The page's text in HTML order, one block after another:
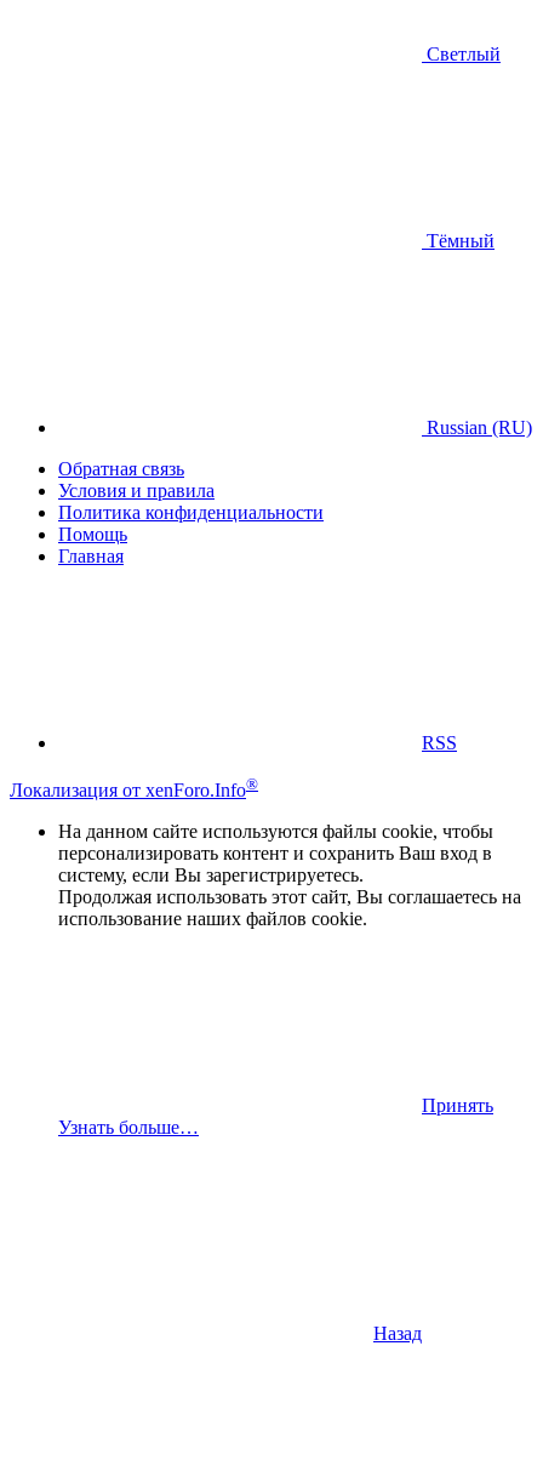
Светлый
Тёмный
Russian (RU)
Обратная связь
Условия и правила
Политика конфиденциальности
Помощь
Главная
RSS
Локализация от xenForo.Info®
На данном сайте используются файлы cookie, чтобы
персонализировать контент и сохранить Ваш вход в
систему, если Вы зарегистрируетесь.
Продолжая использовать этот сайт, Вы соглашаетесь на
использование наших файлов cookie.
Принять
Узнать больше…
Назад